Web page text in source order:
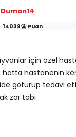
Duman14
14039 Puan
için özel
hatta hastanenin
götürüp tedavi
zor tabi